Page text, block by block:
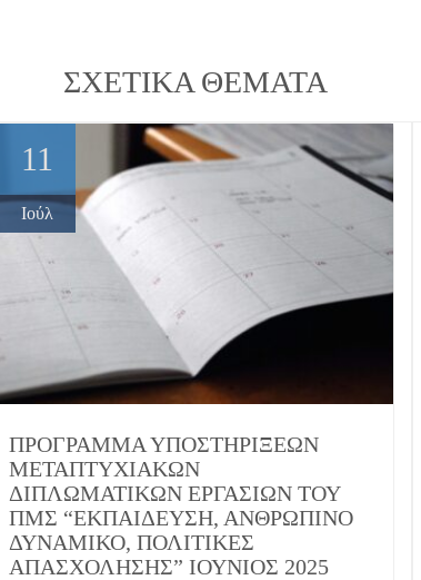
ΣΧΕΤΙΚΆ ΘΈΜΑΤΑ
11
Ιούλ
ΠΡΌΓΡΑΜΜΑ ΥΠΟΣΤΗΡΊΞΕΩΝ
ΜΕΤΑΠΤΥΧΙΑΚΏΝ
ΔΙΠΛΩΜΑΤΙΚΏΝ ΕΡΓΑΣΙΏΝ ΤΟΥ
ΠΜΣ “ΕΚΠΑΊΔΕΥΣΗ, ΑΝΘΡΏΠΙΝΟ
ΔΥΝΑΜΙΚΌ, ΠΟΛΙΤΙΚΈΣ
ΑΠΑΣΧΌΛΗΣΗΣ” ΙΟΎΝΙΟΣ 2025